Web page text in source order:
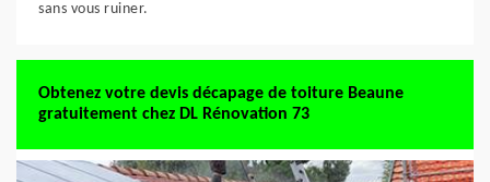
sans vous ruiner.
Obtenez votre devis décapage de toiture Beaune
gratuitement chez DL Rénovation 73